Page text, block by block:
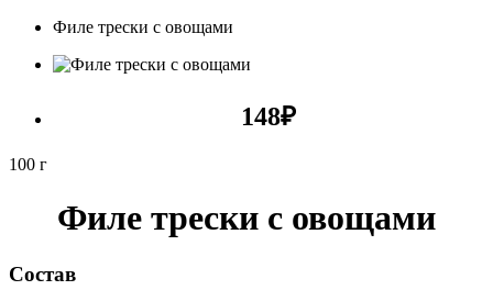
Филе трески с овощами
148₽
100 г
Филе трески с овощами
Состав